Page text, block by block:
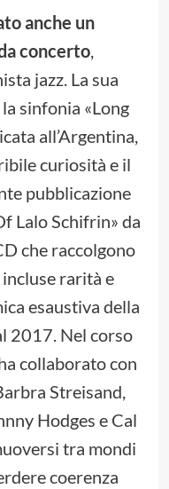
anche un
concerto,
jazz. La sua
sinfonia «Long
all’Argentina,
curiosità e il
pubblicazione
Lalo Schifrin» da
che raccolgono
rarità e
esaustiva della
2017. Nel corso
collaborato con
Streisand,
Hodges e Cal
tra mondi
coerenza